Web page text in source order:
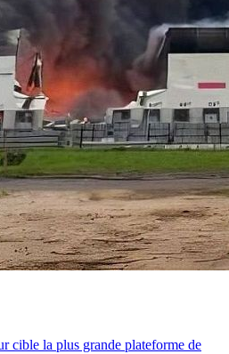
cible la plus grande plateforme de